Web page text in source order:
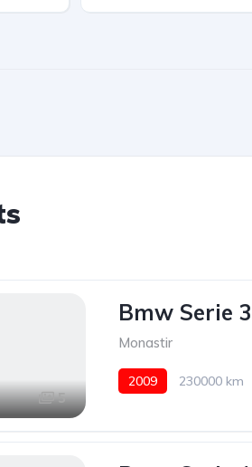
5
Bmw Serie 3
Monastir
2009 230000 km